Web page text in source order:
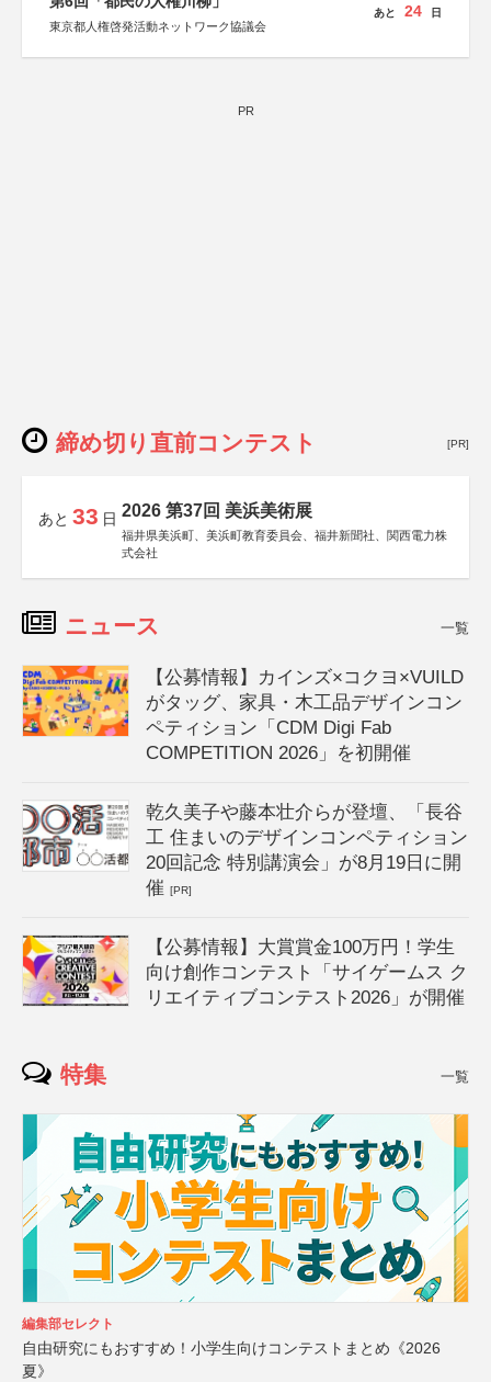
東京都人権啓発活動ネットワーク協議会
あと 24 日
PR
締め切り直前コンテスト [PR]
あと 33 日 2026 第37回 美浜美術展
福井県美浜町、美浜町教育委員会、福井新聞社、関西電力株
式会社
ニュース 一覧
【公募情報】カインズ×コクヨ×VUILD
がタッグ、家具・木工品デザインコン
ペティション「CDM Digi Fab
COMPETITION 2026」を初開催
乾久美子や藤本壮介らが登壇、「長谷
工 住まいのデザインコンペティション
20回記念 特別講演会」が8月19日に開
催[PR]
【公募情報】大賞賞金100万円！学生
向け創作コンテスト「サイゲームス ク
リエイティブコンテスト2026」が開催
特集 一覧
編集部セレクト
自由研究にもおすすめ！小学生向けコンテストまとめ《2026
夏》